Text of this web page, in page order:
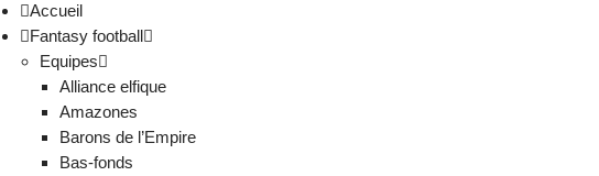
Accueil
Fantasy football
Equipes
Alliance elfique
Amazones
Barons de l’Empire
Bas-fonds